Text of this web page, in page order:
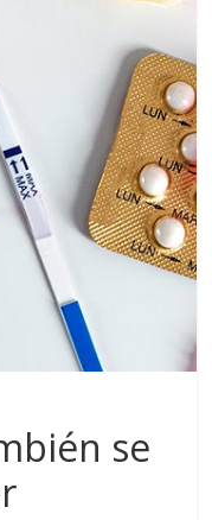
se